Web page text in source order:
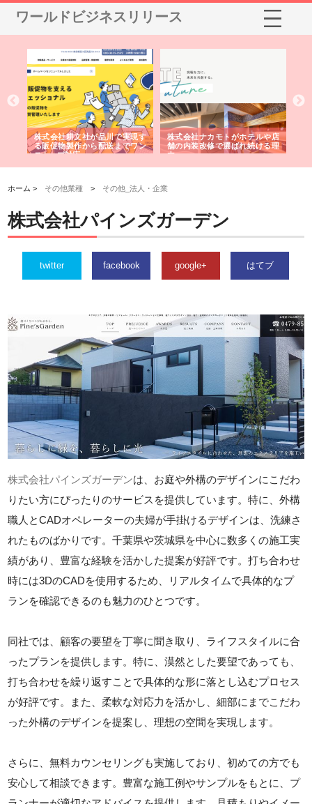
ワールドビジネスリリース
株式会社耕文社が品川で実現す
る販促物製作から配送までワン
ストップ対応
株式会社ナカモトがホテルや店
舗の内装改修で選ばれ続ける理
由
ホーム > その他業種 > その他_法人・企業
株式会社パインズガーデン
twitter facebook google+ はてブ
株式会社パインズガーデンは、お庭や外構のデザインにこだわ
りたい方にぴったりのサービスを提供しています。特に、外構
職人とCADオペレーターの夫婦が手掛けるデザインは、洗練さ
れたものばかりです。千葉県や茨城県を中心に数多くの施工実
績があり、豊富な経験を活かした提案が好評です。打ち合わせ
時には3DのCADを使用するため、リアルタイムで具体的なプ
ランを確認できるのも魅力のひとつです。
同社では、顧客の要望を丁寧に聞き取り、ライフスタイルに合
ったプランを提供します。特に、漠然とした要望であっても、
打ち合わせを繰り返すことで具体的な形に落とし込むプロセス
が好評です。また、柔軟な対応力を活かし、細部にまでこだわ
った外構のデザインを提案し、理想の空間を実現します。
さらに、無料カウンセリングも実施しており、初めての方でも
安心して相談できます。豊富な施工例やサンプルをもとに、プ